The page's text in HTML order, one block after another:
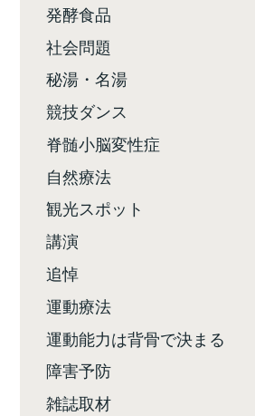
発酵食品
社会問題
秘湯・名湯
競技ダンス
脊髄小脳変性症
自然療法
観光スポット
講演
追悼
運動療法
運動能力は背骨で決まる
障害予防
雑誌取材